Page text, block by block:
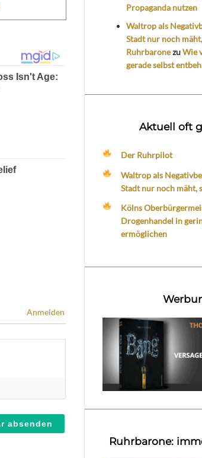
Anmelden
Propaganda nutzen
Waltrop als
Stadt nur noch
RuhrbaronezuWie
gerade selbst
Aktuell oft
Der Ruhrpilot
Waltrop als
Stadt nur noch mäht,
Kölns
Drogenhandel in
ermöglichen
Ruhrbarone: